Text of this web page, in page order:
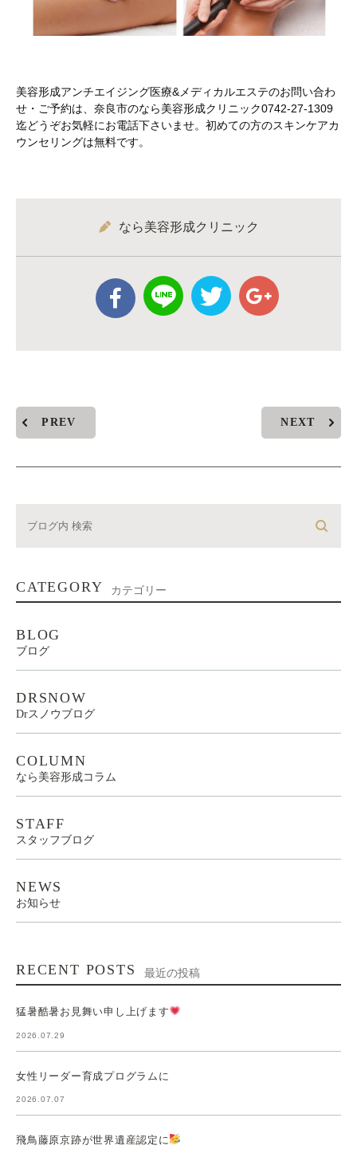
美容形成アンチエイジング医療&メディカルエステのお問い合わ
せ・ご予約は、奈良市のなら美容形成クリニック0742-27-1309
迄どうぞお気軽にお電話下さいませ。初めての方のスキンケアカ
ウンセリングは無料です。
なら美容形成クリニック
PREV NEXT
CATEGORY カテゴリー
BLOG
ブログ
DRSNOW
Drスノウブログ
COLUMN
なら美容形成コラム
STAFF
スタッフブログ
NEWS
お知らせ
RECENT POSTS 最近の投稿
猛暑酷暑お見舞い申し上げます
2026.07.29
女性リーダー育成プログラムに
2026.07.07
飛鳥藤原京跡が世界遺産認定に